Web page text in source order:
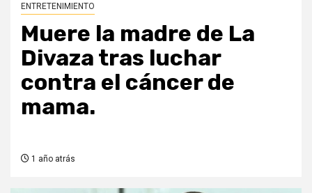
ENTRETENIMIENTO
Muere la madre de La
Divaza tras luchar
contra el cáncer de
mama.
1 año atrás